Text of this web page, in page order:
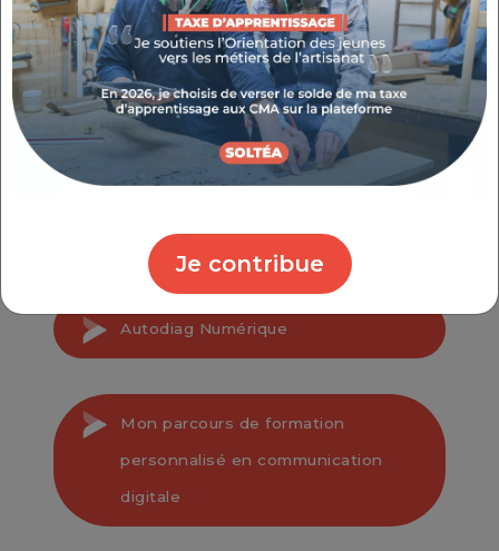
Je contribue
numérique et développer votre entreprise.
Profitez d’un dispositif d’accompagnement
pour vous aider à passer le cap ou à aller
encore plus loin dans vos usages du
numérique à travers 4 actions : l’autodiag
numérique, le Déclic numérique,
l’Artisan Connecté.
Autodiag Numérique
Mon parcours de formation
personnalisé en communication
digitale